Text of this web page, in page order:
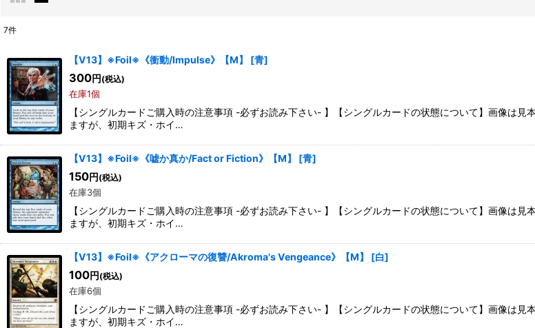
在庫あり
並び順:
絞り込む
7件
【V13】※Foil※《衝動/Impulse》【M】 [青]
300円 (税込)
在庫1個
【シングルカードご購入時の注意事項 -必ずお読み下さい- 】【シングルカードの状態について】画像は
ますが、初期キズ・ホイ…
【V13】※Foil※《嘘か真か/Fact or Fiction》【M】 [青]
150円 (税込)
在庫3個
【シングルカードご購入時の注意事項 -必ずお読み下さい- 】【シングルカードの状態について】画像は
ますが、初期キズ・ホイ…
【V13】※Foil※《アクローマの復讐/Akroma's Vengeance》【M】 [白]
100円 (税込)
在庫6個
【シングルカードご購入時の注意事項 -必ずお読み下さい- 】【シングルカードの状態について】画像は
ますが、初期キズ・ホイ…